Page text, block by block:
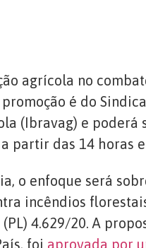
agrícola no
é do
(Ibravag) e poderá
partir das 14 horas
o enfoque será
incêndios
4.629/20. A
foi aprovada por